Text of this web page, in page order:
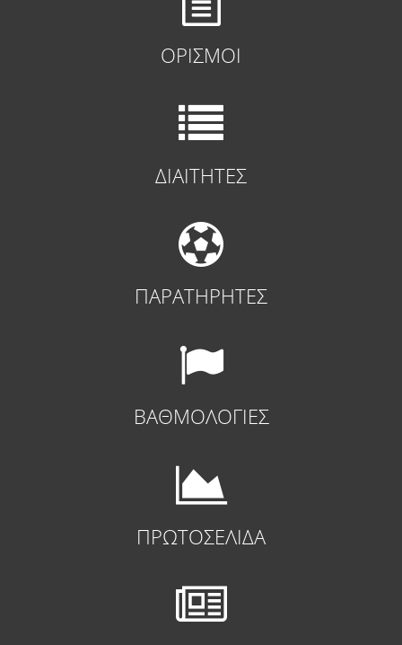
ΟΡΙΣΜΟΙ
ΔΙΑΙΤΗΤΕΣ
ΠΑΡΑΤΗΡΗΤΕΣ
ΒΑΘΜΟΛΟΓΙΕΣ
ΠΡΩΤΟΣΕΛΙΔΑ